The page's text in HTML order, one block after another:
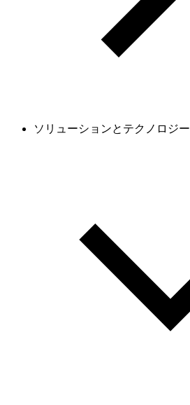
ソリューションとテクノロジー